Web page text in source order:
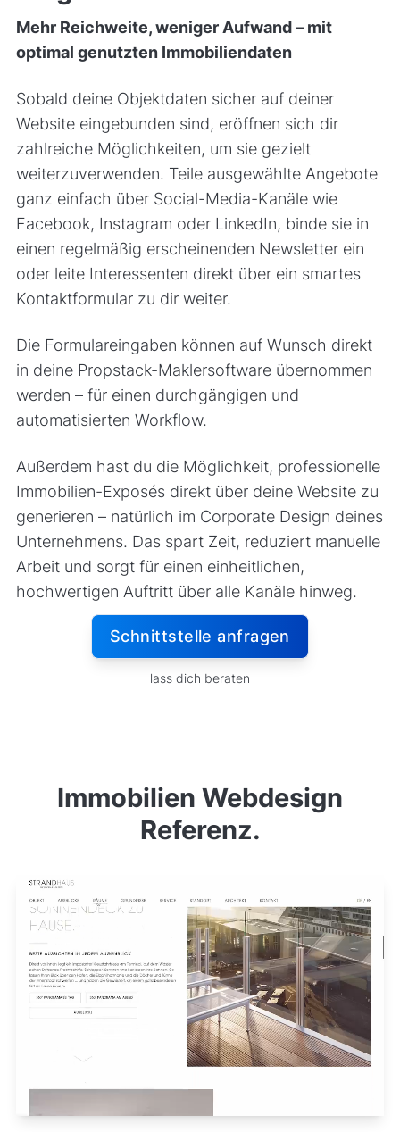
Mehr Reichweite, weniger Aufwand – mit
optimal genutzten Immobiliendaten
Sobald deine Objektdaten sicher auf deiner
Website eingebunden sind, eröffnen sich dir
zahlreiche Möglichkeiten, um sie gezielt
weiterzuverwenden. Teile ausgewählte Angebote
ganz einfach über Social-Media-Kanäle wie
Facebook, Instagram oder LinkedIn, binde sie in
einen regelmäßig erscheinenden Newsletter ein
oder leite Interessenten direkt über ein smartes
Kontaktformular zu dir weiter.
Die Formulareingaben können auf Wunsch direkt
in deine Propstack-Maklersoftware übernommen
werden – für einen durchgängigen und
automatisierten Workflow.
Außerdem hast du die Möglichkeit, professionelle
Immobilien-Exposés direkt über deine Website zu
generieren – natürlich im Corporate Design deines
Unternehmens. Das spart Zeit, reduziert manuelle
Arbeit und sorgt für einen einheitlichen,
hochwertigen Auftritt über alle Kanäle hinweg.
Schnittstelle anfragen
lass dich beraten
Immobilien Webdesign
Referenz.